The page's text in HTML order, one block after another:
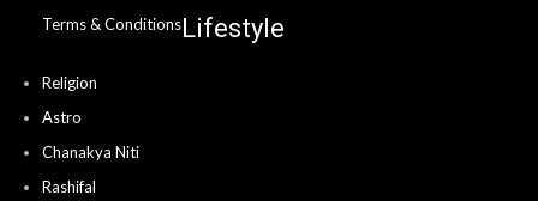
Terms & ConditionsLifestyle
Religion
Astro
Chanakya Niti
Rashifal